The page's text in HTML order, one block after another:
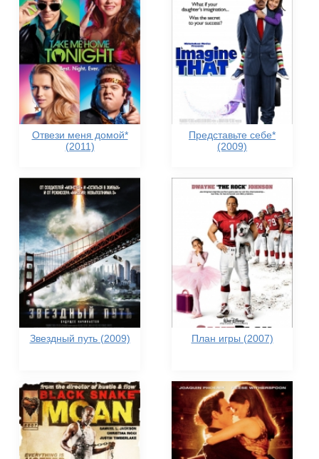
Отвези меня домой*
(2011)
Представьте себе*
(2009)
Звездный путь (2009) План игры (2007)